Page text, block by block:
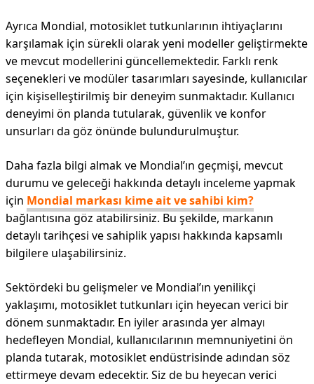
Ayrıca Mondial, motosiklet tutkunlarının ihtiyaçlarını
karşılamak için sürekli olarak yeni modeller geliştirmekte
ve mevcut modellerini güncellemektedir. Farklı renk
seçenekleri ve modüler tasarımları sayesinde, kullanıcılar
için kişiselleştirilmiş bir deneyim sunmaktadır. Kullanıcı
deneyimi ön planda tutularak, güvenlik ve konfor
unsurları da göz önünde bulundurulmuştur.
Daha fazla bilgi almak ve Mondial’ın geçmişi, mevcut
durumu ve geleceği hakkında detaylı inceleme yapmak
için Mondial markası kime ait ve sahibi kim?
bağlantısına göz atabilirsiniz. Bu şekilde, markanın
detaylı tarihçesi ve sahiplik yapısı hakkında kapsamlı
bilgilere ulaşabilirsiniz.
Sektördeki bu gelişmeler ve Mondial’ın yenilikçi
yaklaşımı, motosiklet tutkunları için heyecan verici bir
dönem sunmaktadır. En iyiler arasında yer almayı
hedefleyen Mondial, kullanıcılarının memnuniyetini ön
planda tutarak, motosiklet endüstrisinde adından söz
ettirmeye devam edecektir. Siz de bu heyecan verici